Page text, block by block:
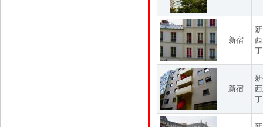
新宿
新宿